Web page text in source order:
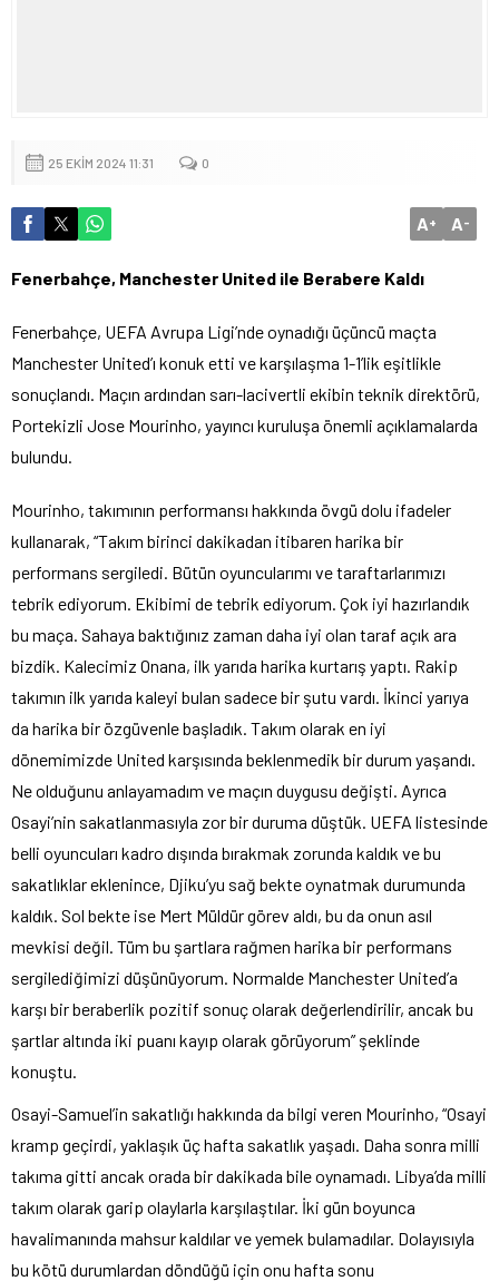
25 EKIM 2024 11:31 0
A+ A-
Fenerbahçe, Manchester United ile Berabere Kaldı
Fenerbahçe, UEFA Avrupa Ligi’nde oynadığı üçüncü maçta
Manchester United’ı konuk etti ve karşılaşma 1-1’lik eşitlikle
sonuçlandı. Maçın ardından sarı-lacivertli ekibin teknik direktörü,
Portekizli Jose Mourinho, yayıncı kuruluşa önemli açıklamalarda
bulundu.
Mourinho, takımının performansı hakkında övgü dolu ifadeler
kullanarak, “Takım birinci dakikadan itibaren harika bir
performans sergiledi. Bütün oyuncularımı ve taraftarlarımızı
tebrik ediyorum. Ekibimi de tebrik ediyorum. Çok iyi hazırlandık
bu maça. Sahaya baktığınız zaman daha iyi olan taraf açık ara
bizdik. Kalecimiz Onana, ilk yarıda harika kurtarış yaptı. Rakip
takımın ilk yarıda kaleyi bulan sadece bir şutu vardı. İkinci yarıya
da harika bir özgüvenle başladık. Takım olarak en iyi
dönemimizde United karşısında beklenmedik bir durum yaşandı.
Ne olduğunu anlayamadım ve maçın duygusu değişti. Ayrıca
Osayi’nin sakatlanmasıyla zor bir duruma düştük. UEFA listesinde
belli oyuncuları kadro dışında bırakmak zorunda kaldık ve bu
sakatlıklar eklenince, Djiku’yu sağ bekte oynatmak durumunda
kaldık. Sol bekte ise Mert Müldür görev aldı, bu da onun asıl
mevkisi değil. Tüm bu şartlara rağmen harika bir performans
sergilediğimizi düşünüyorum. Normalde Manchester United’a
karşı bir beraberlik pozitif sonuç olarak değerlendirilir, ancak bu
şartlar altında iki puanı kayıp olarak görüyorum” şeklinde
konuştu.
Osayi-Samuel’in sakatlığı hakkında da bilgi veren Mourinho, “Osayi
kramp geçirdi, yaklaşık üç hafta sakatlık yaşadı. Daha sonra milli
takıma gitti ancak orada bir dakikada bile oynamadı. Libya’da milli
takım olarak garip olaylarla karşılaştılar. İki gün boyunca
havalimanında mahsur kaldılar ve yemek bulamadılar. Dolayısıyla
bu kötü durumlardan döndüğü için onu hafta sonu